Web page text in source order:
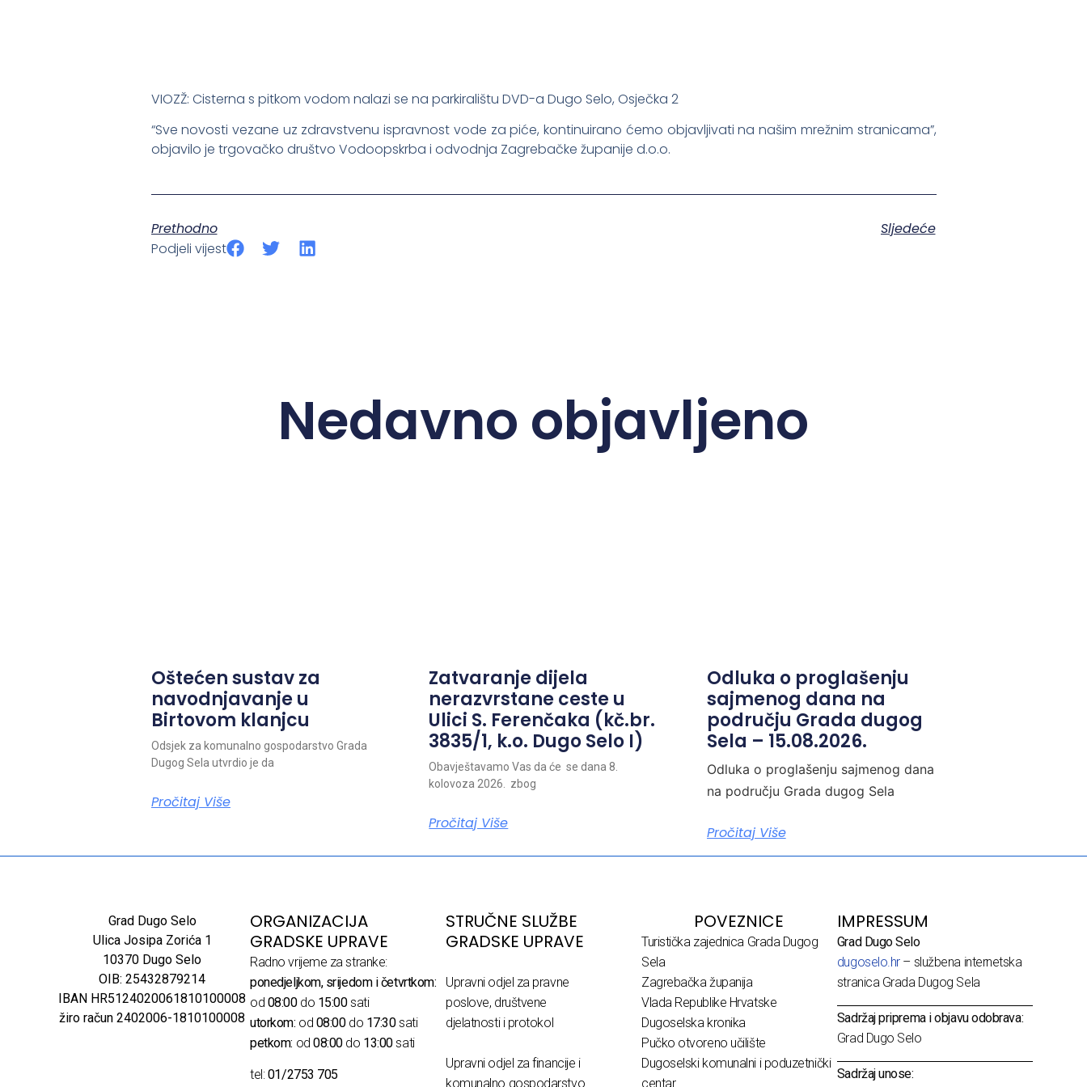
VIOZŽ: Cisterna s pitkom vodom nalazi se na parkiralištu DVD-a Dugo Selo, Osječka 2
“Sve novosti vezane uz zdravstvenu ispravnost vode za piće, kontinuirano ćemo objavljivati na našim mrežnim stranicama”,
objavilo je trgovačko društvo Vodoopskrba i odvodnja Zagrebačke županije d.o.o.
Prethodno
Sljedeće
Podjeli vijest
Nedavno objavljeno
Oštećen sustav za
navodnjavanje u
Birtovom klanjcu
Odsjek za komunalno gospodarstvo Grada
Dugog Sela utvrdio je da
Pročitaj Više
Zatvaranje dijela
nerazvrstane ceste u
Ulici S. Ferenčaka (kč.br.
3835/1, k.o. Dugo Selo I)
Obavještavamo Vas da će se dana 8.
kolovoza 2026. zbog
Pročitaj Više
Odluka o proglašenju
sajmenog dana na
području Grada dugog
Sela – 15.08.2026.
Odluka o proglašenju sajmenog dana
na području Grada dugog Sela
Pročitaj Više
Grad Dugo Selo
Ulica Josipa Zorića 1
10370 Dugo Selo
OIB: 25432879214
IBAN HR5124020061810100008
žiro račun 2402006-1810100008
ORGANIZACIJA
GRADSKE UPRAVE
Radno vrijeme za stranke:
ponedjeljkom, srijedom i četvrtkom:
od 08:00do 15:00sati
utorkom: od 08:00do 17:30sati
petkom: od08:00do 13:00sati
tel:01/2753 705
STRUČNE SLUŽBE
GRADSKE UPRAVE
Upravni odjel za pravne
poslove, društvene
djelatnosti i protokol
Upravni odjel za financije i
komunalno gospodarstvo
POVEZNICE
Turistička zajednica Grada Dugog
Sela
Zagrebačka županija
Vlada Republike Hrvatske
Dugoselska kronika
Pučko otvoreno učilište
Dugoselski komunalni i poduzetnički
centar
IMPRESSUM
Grad Dugo Selo
dugoselo.hr– službena internetska
stranica Grada Dugog Sela
Sadržaj priprema i objavu odobrava:
Grad Dugo Selo
Sadržaj unose: